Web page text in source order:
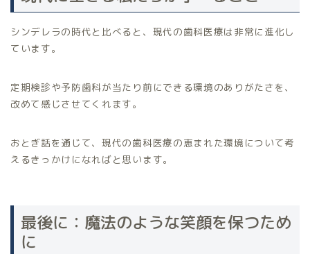
シンデレラの時代と比べると、現代の歯科医療は非常に進化し
ています。
定期検診や予防歯科が当たり前にできる環境のありがたさを、
改めて感じさせてくれます。
おとぎ話を通じて、現代の歯科医療の恵まれた環境について考
えるきっかけになればと思います。
最後に：魔法のような笑顔を保つため
に